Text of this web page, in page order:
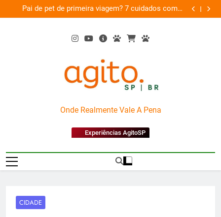
to
Pai de pet de primeira viagem? 7 cuidados com o
novo membro da família
AgitoSP
Onde Realmente Vale A Pena
Experiências AgitoSP
CIDADE